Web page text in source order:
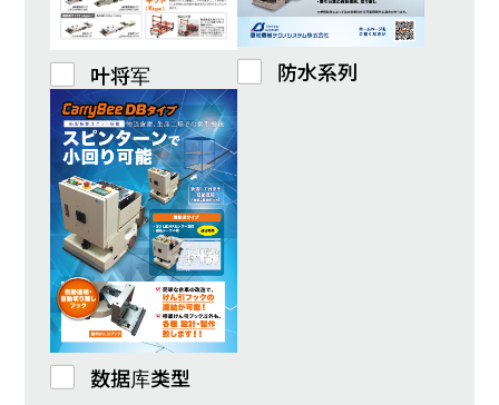
叶将军 防水系列
数据库类型